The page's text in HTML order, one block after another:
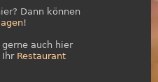
Dann können
!
auch hier
Ihr Restaurant